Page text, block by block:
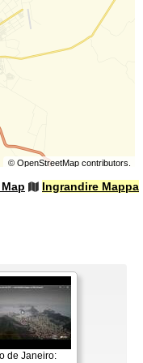
© OpenStreetMapcontributors.
Ingrandire Mappa
de Janeiro: